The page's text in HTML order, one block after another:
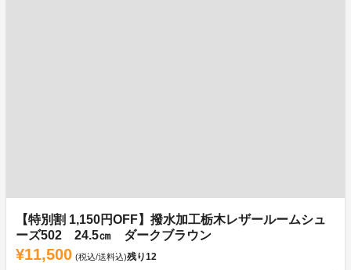
【特別割 1,150円OFF】撥水加工栃木レザールームシュ
ーズ502 24.5㎝ ダークブラウン
¥11,500 (税込/送料込)残り12